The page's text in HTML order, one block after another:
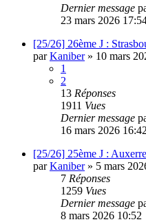
Dernier message
23 mars 2026
[25/26] 26ème J :
parKaniber» 10 mars
1
2
13 Réponses
1911 Vues
Dernier message
16 mars 2026 16:42
[25/26] 25ème J :
parKaniber» 5 mars
7 Réponses
1259 Vues
Dernier message
8 mars 2026 10:52